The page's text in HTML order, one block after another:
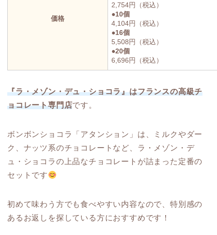
価格
2,754円（税込）
●10個
4,104円（税込）
●16個
5,508円（税込）
●20個
6,696円（税込）
『ラ・メゾン・デュ・ショコラ』はフランスの高級チ
ョコレート専門店です。
ボンボンショコラ「アタンション」は、ミルクやダー
ク、ナッツ系のチョコレートなど、ラ・メゾン・デ
ュ・ショコラの上品なチョコレートが詰まった定番の
セットです
初めて味わう方でも食べやすい内容なので、特別感の
あるお返しを探している方におすすめです！